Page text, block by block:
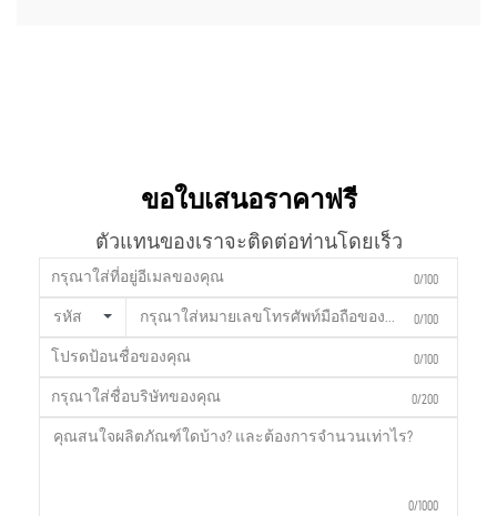
ขอใบเสนอราคาฟรี
ตัวแทนของเราจะติดต่อท่านโดยเร็ว
0/100
รหัส 0/100
0/100
0/200
0/1000